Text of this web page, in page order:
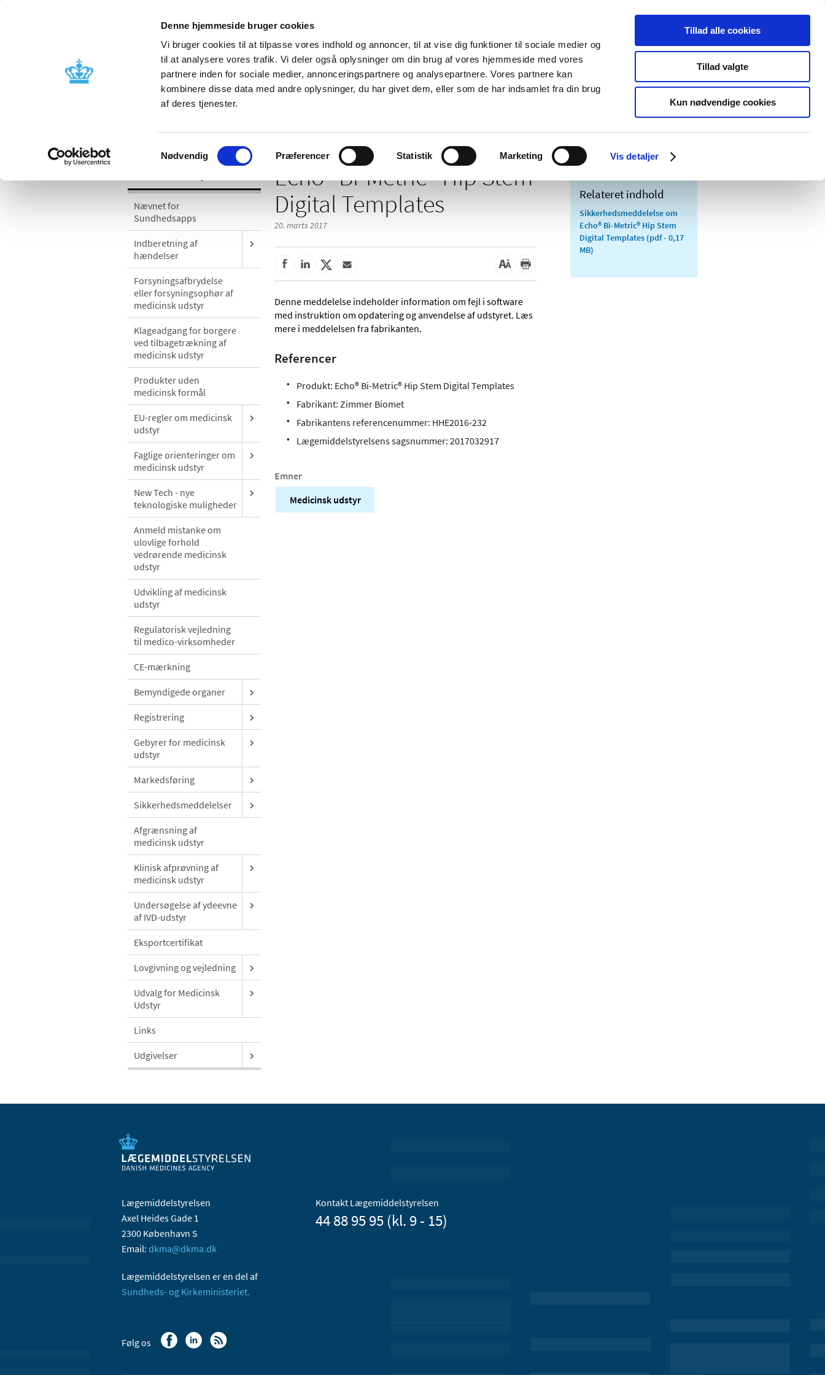
Denne hjemmeside bruger cookies
Vi bruger cookies til at tilpasse vores indhold og annoncer, til at vise dig funktioner til sociale medier og
til at analysere vores trafik. Vi deler også oplysninger om din brug af vores hjemmeside med vores
partnere inden for sociale medier, annonceringspartnere og analysepartnere. Vores partnere kan
kombinere disse data med andre oplysninger, du har givet dem, eller som de har indsamlet fra din brug
af deres tjenester.
Samtykkevalg
Nødvendig Præferencer Statistik Marketing Vis detaljer
Tillad alle cookies
Tillad valgte
Kun nødvendige cookies
Nyheder Om os Kontakt Udgivelser
Godkendelse og
Bivirkninger og
produktinformation
Tilskud og
Apoteker og salg af
Medicinsk
Særlige
produktområder
Nævnet for
Sundhedsapps
Indberetning af
hændelser
Forsyningsafbrydelse
eller forsyningsophør af
medicinsk udstyr
Klageadgang for borgere
ved tilbagetrækning af
medicinsk udstyr
Produkter uden
medicinsk formål
EU-regler om medicinsk
udstyr
Faglige orienteringer om
medicinsk udstyr
New Tech - nye
teknologiske muligheder
Anmeld mistanke om
ulovlige forhold
vedrørende medicinsk
udstyr
Udvikling af medicinsk
udstyr
Regulatorisk vejledning
til medico-virksomheder
CE-mærkning
Bemyndigede organer
Registrering
Gebyrer for medicinsk
udstyr
Markedsføring
Sikkerhedsmeddelelser
Afgrænsning af
medicinsk udstyr
Klinisk afprøvning af
medicinsk udstyr
Undersøgelse af ydeevne
af IVD-udstyr
Eksportcertifikat
Lovgivning og vejledning
Udvalg for Medicinsk
Udstyr
Links
Udgivelser
Echo® Bi-Metric® Hip Stem
Digital Templates
20. marts 2017
Denne meddelelse indeholder information om fejl i software
med instruktion om opdatering og anvendelse af udstyret. Læs
mere i meddelelsen fra fabrikanten.
Referencer
Produkt: Echo® Bi-Metric® Hip Stem Digital Templates
Fabrikant: Zimmer Biomet
Fabrikantens referencenummer: HHE2016-232
Lægemiddelstyrelsens sagsnummer: 2017032917
Emner
Medicinsk udstyr
Relateret indhold
Sikkerhedsmeddelelse om
Echo® Bi-Metric® Hip Stem
Digital Templates (pdf - 0,17
MB)
Lægemiddelstyrelsen
Axel Heides Gade 1
2300 København S
Email: dkma@dkma.dk
Lægemiddelstyrelsen er en del af
Sundheds- og Kirkeministeriet.
Kontakt Lægemiddelstyrelsen
44 88 95 95 (kl. 9 - 15)
Følg os